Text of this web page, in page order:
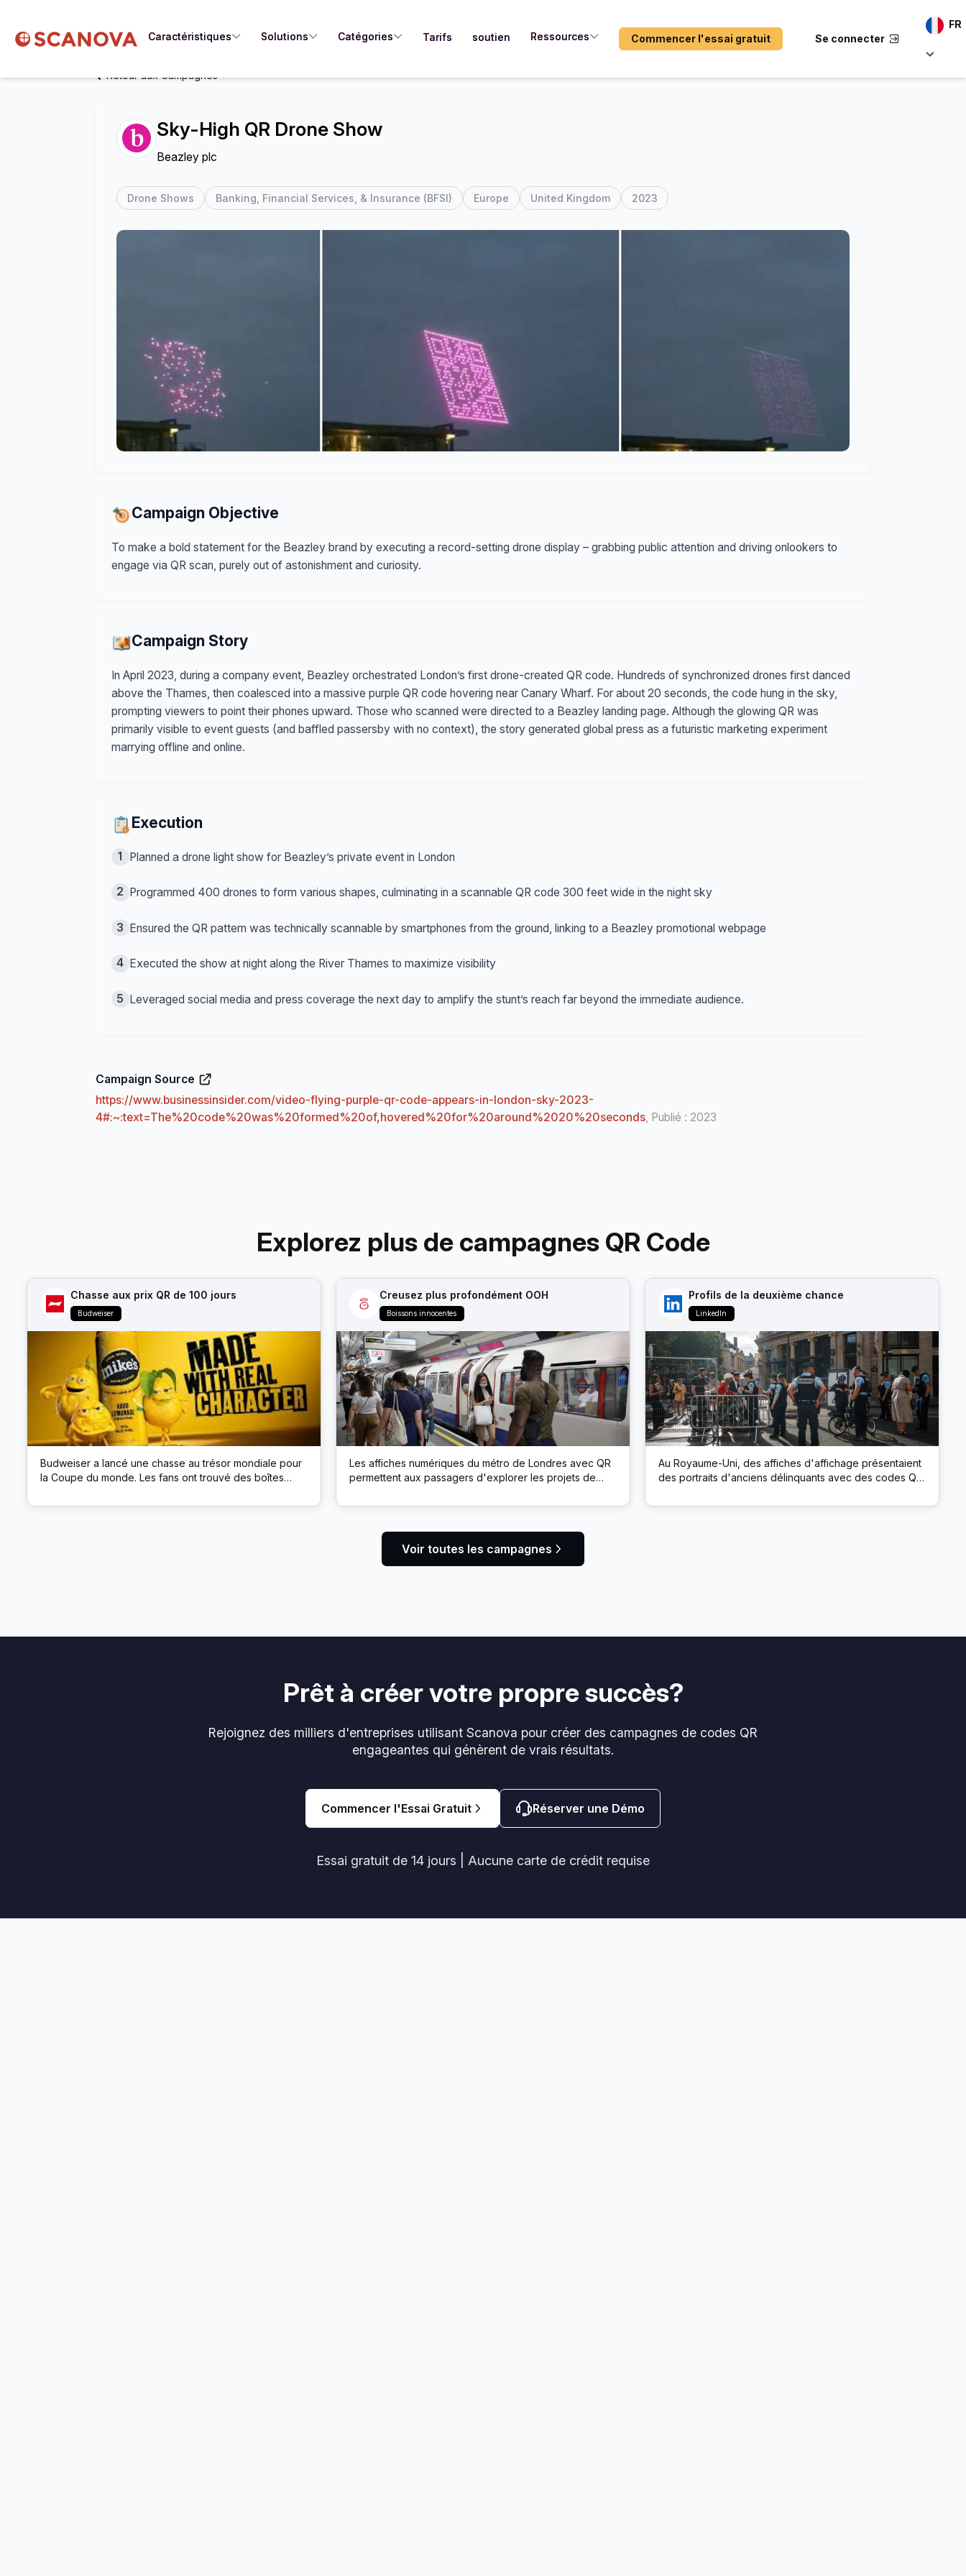
Caractéristiques Solutions Catégories Tarifs soutien Ressources Commencer l'essai gratuit Se connecter
FR
Retour aux Campagnes
Sky-High QR Drone Show
Beazley plc
Drone Shows Banking, Financial Services, & Insurance (BFSI) Europe United Kingdom 2023
Campaign Objective
To make a bold statement for the Beazley brand by executing a record-setting drone display – grabbing public attention and driving onlookers to
engage via QR scan, purely out of astonishment and curiosity.
Campaign Story
In April 2023, during a company event, Beazley orchestrated London’s first drone-created QR code. Hundreds of synchronized drones first danced
above the Thames, then coalesced into a massive purple QR code hovering near Canary Wharf. For about 20 seconds, the code hung in the sky,
prompting viewers to point their phones upward. Those who scanned were directed to a Beazley landing page. Although the glowing QR was
primarily visible to event guests (and baffled passersby with no context), the story generated global press as a futuristic marketing experiment
marrying offline and online.
Execution
1 Planned a drone light show for Beazley’s private event in London
2 Programmed 400 drones to form various shapes, culminating in a scannable QR code 300 feet wide in the night sky
3 Ensured the QR pattern was technically scannable by smartphones from the ground, linking to a Beazley promotional webpage
4 Executed the show at night along the River Thames to maximize visibility
5 Leveraged social media and press coverage the next day to amplify the stunt’s reach far beyond the immediate audience.
Campaign Source
https://www.businessinsider.com/video-flying-purple-qr-code-appears-in-london-sky-2023-
4#:~:text=The%20code%20was%20formed%20of,hovered%20for%20around%2020%20seconds, Publié : 2023
Explorez plus de campagnes QR Code
Chasse aux prix QR de 100 jours
Budweiser
Budweiser a lancé une chasse au trésor mondiale pour
la Coupe du monde. Les fans ont trouvé des boîtes
; chaque boîte avait un code QR qui débloquait des prix
Creusez plus profondément OOH
Boissons innocentes
Les affiches numériques du métro de Londres avec QR
permettent aux passagers d'explorer les projets de
Profils de la deuxième chance
LinkedIn
Au Royaume-Uni, des affiches d'affichage présentaient
des portraits d'anciens délinquants avec des codes QR.
profils LinkedIn des candidats, encourageant ainsi une
Voir toutes les campagnes
Prêt à créer votre propre succès?
Rejoignez des milliers d'entreprises utilisant Scanova pour créer des campagnes de codes QR
engageantes qui génèrent de vrais résultats.
Commencer l'Essai Gratuit Réserver une Démo
Essai gratuit de 14 jours | Aucune carte de crédit requise